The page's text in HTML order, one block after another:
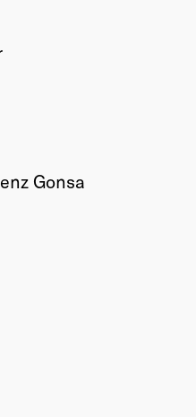
Gonsa